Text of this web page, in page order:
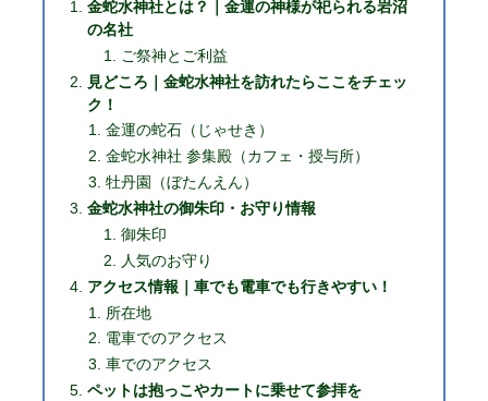
金蛇水神社とは？｜金運の神様が祀られる岩沼
の名社
ご祭神とご利益
見どころ｜金蛇水神社を訪れたらここをチェッ
ク！
金運の蛇石（じゃせき）
金蛇水神社 参集殿（カフェ・授与所）
牡丹園（ぼたんえん）
金蛇水神社の御朱印・お守り情報
御朱印
人気のお守り
アクセス情報｜車でも電車でも行きやすい！
所在地
電車でのアクセス
車でのアクセス
ペットは抱っこやカートに乗せて参拝を